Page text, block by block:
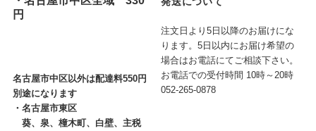
円
名古屋市中区以外は配達料550円
別途になります
・ 名古屋市東区
葵、泉、橦木町、白壁、主税
注文日より5日以降のお届けにな
ります。5日以内にお届け希望の
場合はお電話にてご相談下さい。
お電話での受付時間 10時～20時
052-265-0878